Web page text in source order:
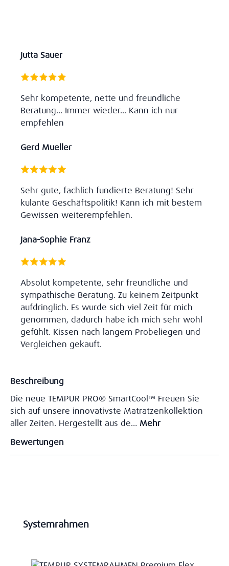
Jutta Sauer
Sehr kompetente, nette und freundliche
Beratung... Immer wieder... Kann ich nur
empfehlen
Gerd Mueller
Sehr gute, fachlich fundierte Beratung! Sehr
kulante Geschäftspolitik! Kann ich mit bestem
Gewissen weiterempfehlen.
Jana-Sophie Franz
Absolut kompetente, sehr freundliche und
sympathische Beratung. Zu keinem Zeitpunkt
aufdringlich. Es wurde sich viel Zeit für mich
genommen, dadurch habe ich mich sehr wohl
gefühlt. Kissen nach langem Probeliegen und
Vergleichen gekauft.
Beschreibung
Die neue TEMPUR PRO® SmartCool™ Freuen Sie
sich auf unsere innovativste Matratzenkollektion
aller Zeiten. Hergestellt aus de… Mehr
Bewertungen
Produktgalerie überspringen
Systemrahmen